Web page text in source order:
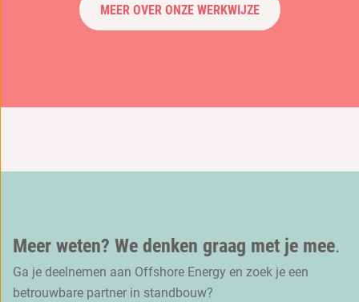
MEER OVER ONZE WERKWIJZE
Meer weten? We denken graag met je mee.
Ga je deelnemen aan Offshore Energy en zoek je een
betrouwbare partner in standbouw?